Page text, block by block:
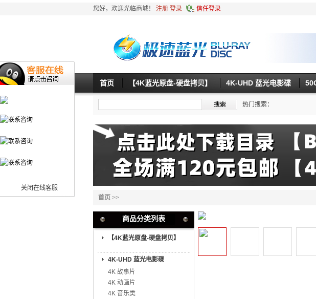
关闭在线客服
您好，欢迎光临商城！ 注册 登录 信任登录
首页 【4K蓝光原盘-硬盘拷贝】 4K-UHD 蓝光电影碟
热门搜索：
首页 >>
商品分类列表
【4K蓝光原盘-硬盘拷贝】
4K-UHD 蓝光电影碟
4K 故事片
4K 动画片
4K 音乐类